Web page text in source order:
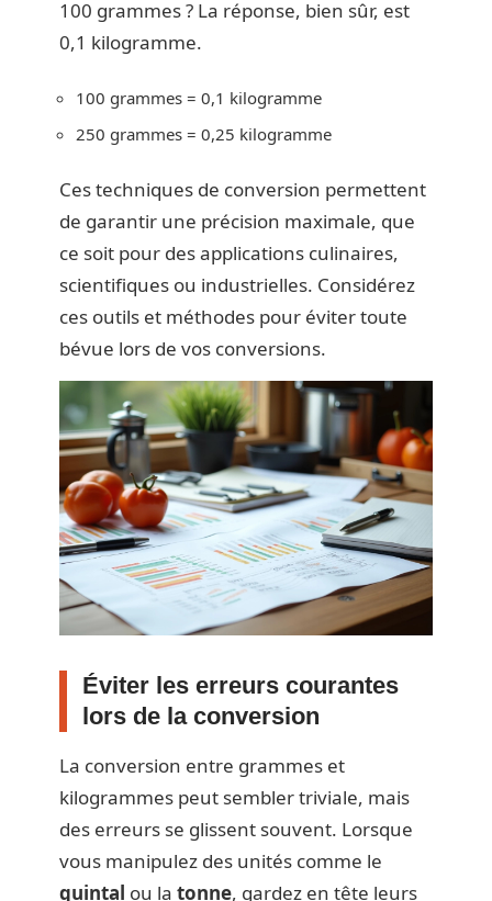
100 grammes ? La réponse, bien sûr, est
0,1 kilogramme.
100 grammes = 0,1 kilogramme
250 grammes = 0,25 kilogramme
Ces techniques de conversion permettent
de garantir une précision maximale, que
ce soit pour des applications culinaires,
scientifiques ou industrielles. Considérez
ces outils et méthodes pour éviter toute
bévue lors de vos conversions.
Éviter les erreurs courantes
lors de la conversion
La conversion entre grammes et
kilogrammes peut sembler triviale, mais
des erreurs se glissent souvent. Lorsque
vous manipulez des unités comme le
quintal ou la tonne, gardez en tête leurs